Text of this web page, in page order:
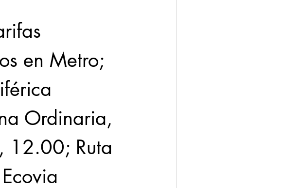
en Metro;
Ordinaria,
12.00; Ruta